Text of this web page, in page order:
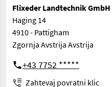
Flixeder Landtechnik GmbH
Haging 14
4910 - Pattigham
Zgornja Avstrija Avstrija
+43 7752 *****
Zahtevaj povratni klic